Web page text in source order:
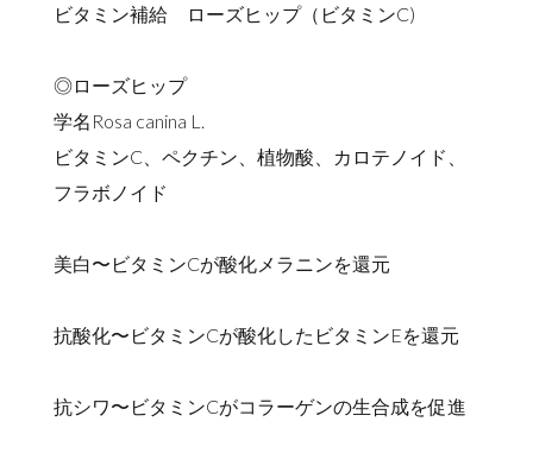
ビタミン補給 ローズヒップ（ビタミンC)
◎ローズヒップ
学名Rosa canina L.
ビタミンC、ペクチン、植物酸、カロテノイド、
フラボノイド
美白〜ビタミンCが酸化メラニンを還元
抗酸化〜ビタミンCが酸化したビタミンEを還元
抗シワ〜ビタミンCがコラーゲンの生合成を促進